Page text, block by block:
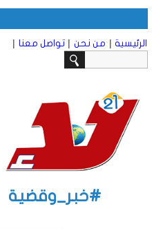
الرئيسية | من نحن | تواصل معنا |
#خبر_وقضية